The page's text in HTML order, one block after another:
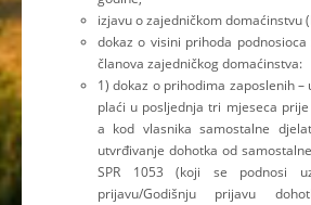
izjavu o zajedničkom domaćinstvu
dokaz o visini prihoda
članova zajedničkog domaćinstva:
1) dokaz o prihodima zaposlenih
plaći u posljednja tri mjeseca
a kod vlasnika samostalne
utvrđivanje dohotka od
SPR 1053 (koji se podnosi
prijavu/Godišnju prijavu